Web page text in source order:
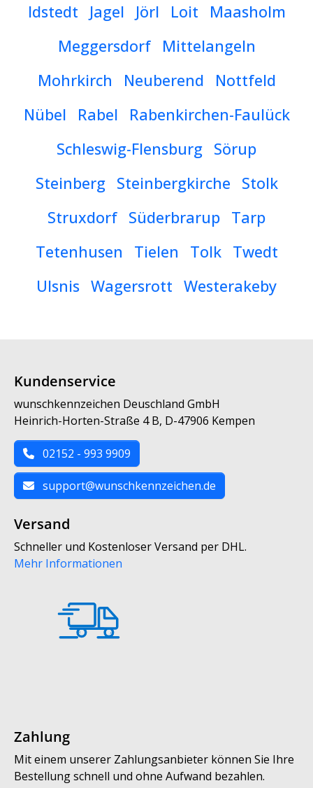
Idstedt
Jagel Jörl Loit
Maasholm
Meggersdorf
Mittelangeln
Mohrkirch
Neuberend
Nottfeld
Nübel
Rabel
Rabenkirchen-Faulück
Schleswig-Flensburg Sörup
Steinberg
Steinbergkirche
Stolk
Struxdorf Süderbrarup Tarp
Tetenhusen
Tielen Tolk
Twedt
Ulsnis Wagersrott Westerakeby
Kundenservice
wunschkennzeichen Deuschland GmbH
Heinrich-Horten-Straße 4 B, D-47906 Kempen
02152 - 993 9909
support@wunschkennzeichen.de
Versand
Schneller und Kostenloser Versand per DHL.
Mehr Informationen
Zahlung
Mit einem unserer Zahlungsanbieter können Sie Ihre
Bestellung schnell und ohne Aufwand bezahlen.